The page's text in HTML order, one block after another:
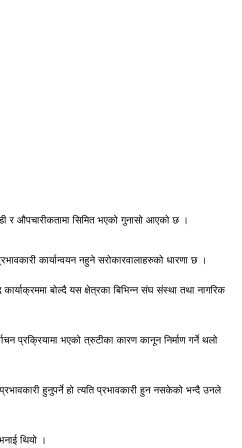
र औपचारीकतामा सिमित भएको गुनासो आएको छ ।
कार्यान्वयन नहुने सरोकारवालाहरुको धारणा छ ।
बोल्दै यस क्षेत्रका बिभिन्न संघ संस्था तथा नागरिक
प्रक्रियामा भएको त्रुटीका कारण कानून निर्माण गर्ने थलो
हुनुपर्ने हो त्यति प्रभावकारी हुन नसकेको भन्दै उनले
थियो ।